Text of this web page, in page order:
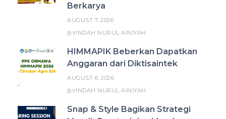
Berkarya
AUGUST 7, 2026
BYINDAH NURUL AINIYAH
HIMMAPIK Beberkan Dapatkan
Anggaran dari Diktisaintek
AUGUST 6, 2026
BYINDAH NURUL AINIYAH
Snap & Style Bagikan Strategi